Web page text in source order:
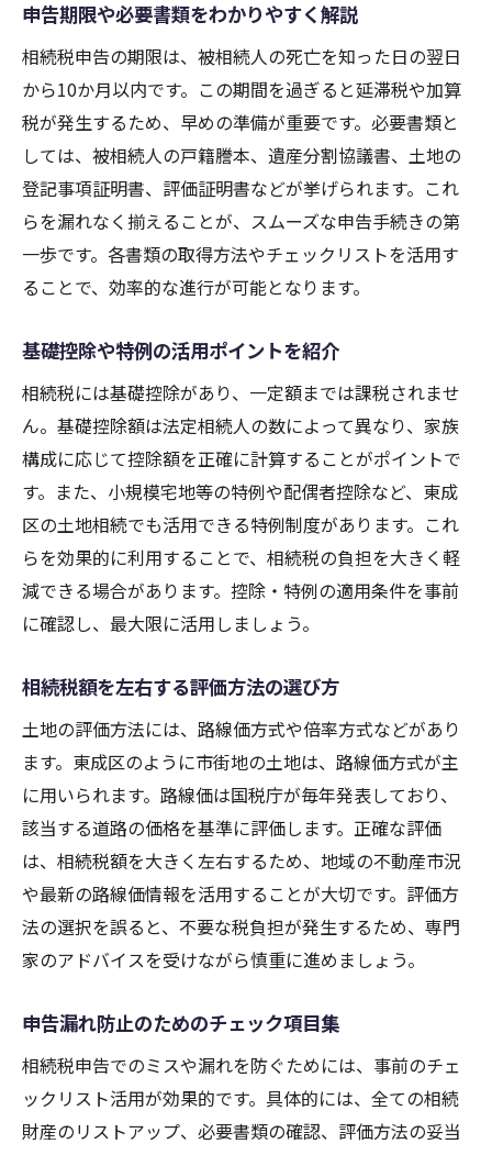
申告期限や必要書類をわかりやすく解説
相続税申告の期限は、被相続人の死亡を知った日の翌日
から10か月以内です。この期間を過ぎると延滞税や加算
税が発生するため、早めの準備が重要です。必要書類と
しては、被相続人の戸籍謄本、遺産分割協議書、土地の
登記事項証明書、評価証明書などが挙げられます。これ
らを漏れなく揃えることが、スムーズな申告手続きの第
一歩です。各書類の取得方法やチェックリストを活用す
ることで、効率的な進行が可能となります。
基礎控除や特例の活用ポイントを紹介
相続税には基礎控除があり、一定額までは課税されませ
ん。基礎控除額は法定相続人の数によって異なり、家族
構成に応じて控除額を正確に計算することがポイントで
す。また、小規模宅地等の特例や配偶者控除など、東成
区の土地相続でも活用できる特例制度があります。これ
らを効果的に利用することで、相続税の負担を大きく軽
減できる場合があります。控除・特例の適用条件を事前
に確認し、最大限に活用しましょう。
相続税額を左右する評価方法の選び方
土地の評価方法には、路線価方式や倍率方式などがあり
ます。東成区のように市街地の土地は、路線価方式が主
に用いられます。路線価は国税庁が毎年発表しており、
該当する道路の価格を基準に評価します。正確な評価
は、相続税額を大きく左右するため、地域の不動産市況
や最新の路線価情報を活用することが大切です。評価方
法の選択を誤ると、不要な税負担が発生するため、専門
家のアドバイスを受けながら慎重に進めましょう。
申告漏れ防止のためのチェック項目集
相続税申告でのミスや漏れを防ぐためには、事前のチェ
ックリスト活用が効果的です。具体的には、全ての相続
財産のリストアップ、必要書類の確認、評価方法の妥当